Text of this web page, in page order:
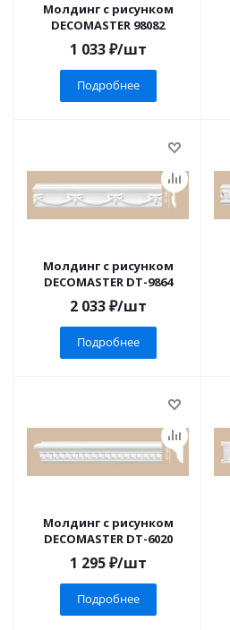
Молдинг с рисунком
DECOMASTER 98082
1 033₽/шт
Подробнее
Молдинг с рисунком
DECOMASTER DT-9864
2 033₽/шт
Подробнее
Молдинг с рисунком
DECOMASTER DT-6020
1 295₽/шт
Подробнее